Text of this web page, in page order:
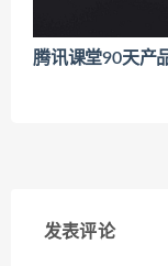
腾讯课堂90天产
发表评论